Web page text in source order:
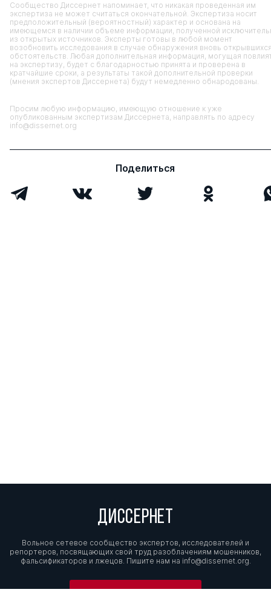
Сообщество Диссернет напоминает, что никакая проведенная им
экспертиза не может считаться окончательной. Экспертиза носит
предположительный (вероятностный) характер и основана на
имеющемся в наличии объеме информации, полученной
из открытых источников. Эксперты готовы в любой момент
возобновить исследования в случае обнаружения вновь
обстоятельств. Любая дополнительная информация, могущая
на экспертизу, будет с благодарностью принята и проверена в
кратчайшие сроки, а результаты такой дополнительной проверки
(мнения экспертов Диссернета) будут немедленно обнародованы.
Просим любую информацию, имеющую отношение к уже
опубликованным экспертизам Диссернета, направлять по адресу
info@dissernet.org
Поделиться
ДИССЕРНЕТ
Вольное сетевое сообщество экспертов, исследователей и
репортеров, посвящающих свой труд разоблачениям мошенников,
фальсификаторов и лжецов. Пишите нам на info@dissernet.org.